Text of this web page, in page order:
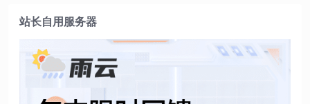
站长自用服务器